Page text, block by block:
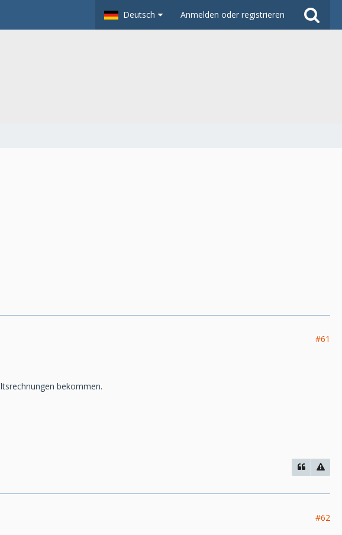
Deutsch Anmelden oder registrieren
#61
bekommen.
#62